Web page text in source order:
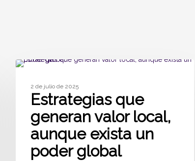
2 de julio de 2025
Estrategias que
generan valor local,
aunque exista un
poder global